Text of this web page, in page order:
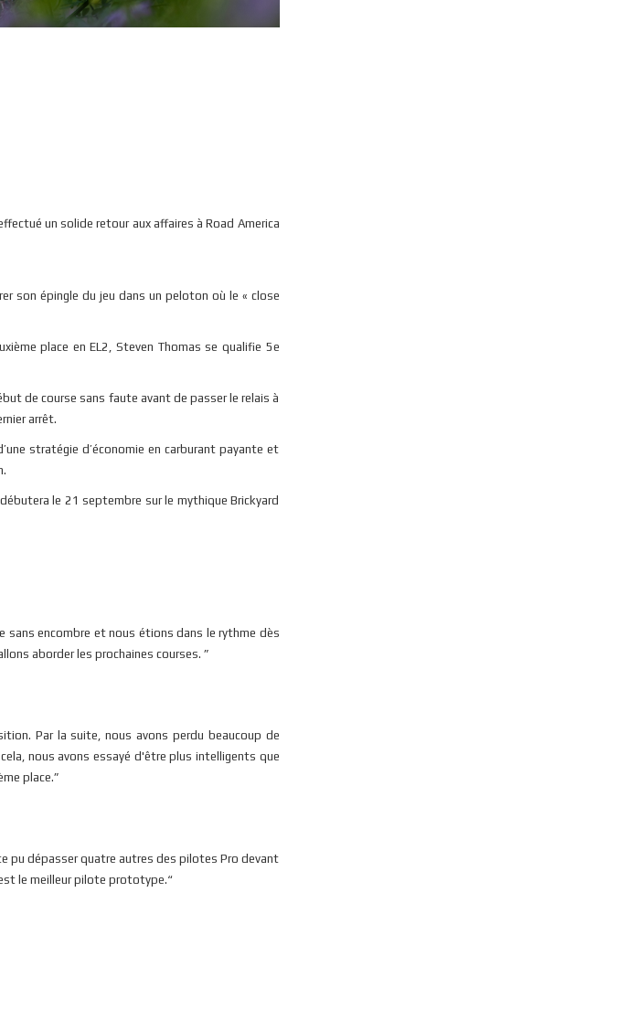
un solide retour aux affaires à Road America
son épingle du jeu dans un peloton où le « close
place en EL2, Steven Thomas se qualifie 5e
de course sans faute avant de passer le relais à
arrêt.
stratégie d’économie en carburant payante et
le 21 septembre sur le mythique Brickyard
sans encombre et nous étions dans le rythme dès
aborder les prochaines courses. ”
Par la suite, nous avons perdu beaucoup de
nous avons essayé d'être plus intelligents que
place.”
pu dépasser quatre autres des pilotes Pro devant
le meilleur pilote prototype.“